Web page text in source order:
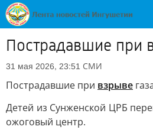
Пострадавшие при
31 мая 2026, 23:51 СМИ
Пострадавшие при взрыве
Детей из Сунженской ЦРБ
ожоговый центр.